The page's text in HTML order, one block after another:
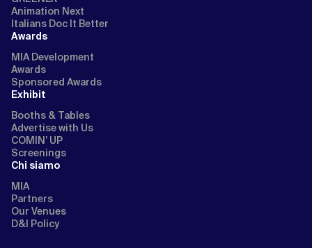
Animation Next
Italians Doc It Better
Awards
MIA Development
Awards
Sponsored Awards
Exhibit
Booths & Tables
Advertise with Us
COMIN’ UP
Screenings
Chi siamo
MIA
Partners
Our Venues
D&I Policy